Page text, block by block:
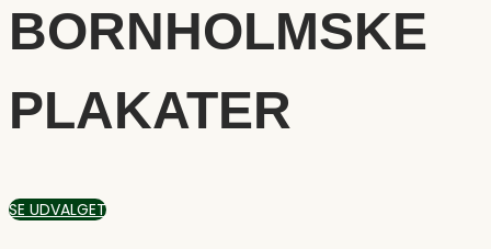
BORNHOLMSKE
PLAKATER
SE UDVALGET